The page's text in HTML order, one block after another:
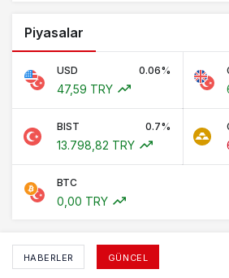
Piyasalar
USD 0.06%
47,59 TRY
BIST 0.7%
13.798,82 TRY
BTC
0,00 TRY
HABERLER GÜNCEL